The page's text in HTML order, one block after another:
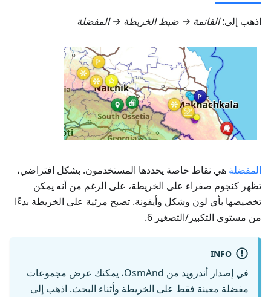
اذهب إلى:القائمة → ضبط الخريطة → المفضلة
المفضلة هي نقاط خاصة يحددها المستخدمون. بشكل افتراضي،
تظهر كنجوم صفراء على الخريطة، على الرغم من أنه يمكن
تخصيصها بأي لون وشكل وأيقونة. تصبح مرئية على الخريطة بدءًا
من مستوى التكبير/التصغير 6.
INFO
في إصدار أندرويد من OsmAnd، يمكنك عرض مجموعات
مفضلة معينة فقط على الخريطة وأثناء البحث. اذهب إلى